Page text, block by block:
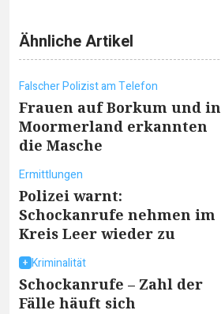
Ähnliche Artikel
Falscher Polizist am Telefon
Frauen auf Borkum und in
Moormerland erkannten
die Masche
Ermittlungen
Polizei warnt:
Schockanrufe nehmen im
Kreis Leer wieder zu
Kriminalität
Schockanrufe – Zahl der
Fälle häuft sich